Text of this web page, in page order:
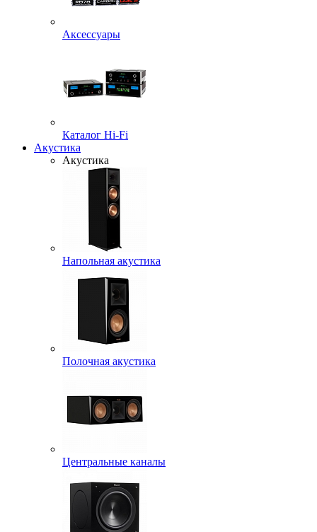
Аксессуары
Каталог Hi-Fi
Акустика
Акустика
Напольная акустика
Полочная акустика
Центральные каналы